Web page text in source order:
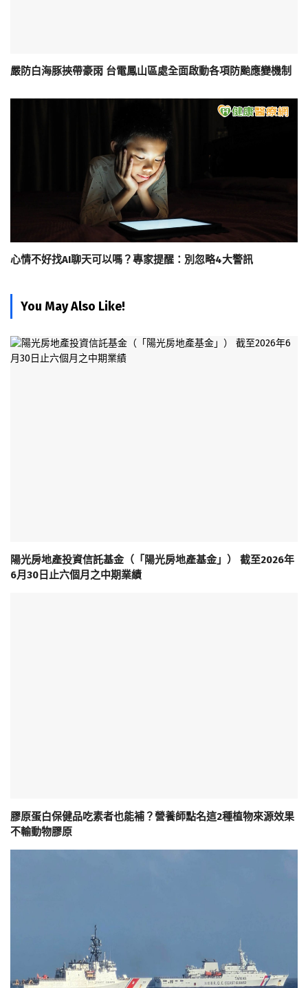
嚴防白海豚挾帶豪雨 台電鳳山區處全面啟動各項防颱應變機制
心情不好找AI聊天可以嗎？專家提醒：別忽略4大警訊
You May Also Like!
陽光房地產投資信託基金（「陽光房地產基金」） 截至2026年
6月30日止六個月之中期業績
膠原蛋白保健品吃素者也能補？營養師點名這2種植物來源效果
不輸動物膠原